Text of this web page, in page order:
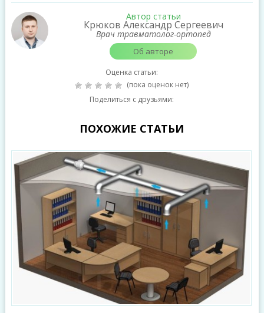
Автор статьи
Крюков Александр Сергеевич
Врач травматолог-ортопед
Об авторе
Оценка статьи:
(пока оценок нет)
Поделиться с друзьями:
ПОХОЖИЕ СТАТЬИ